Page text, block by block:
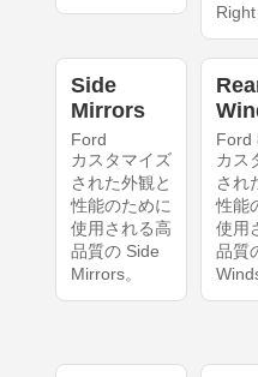
Right
Side
Mirrors
Ford
カスタマイズ
された外観と
性能のために
使用される高
品質の Side
Mirrors。
Ford
カス
され
性能
使用
品質